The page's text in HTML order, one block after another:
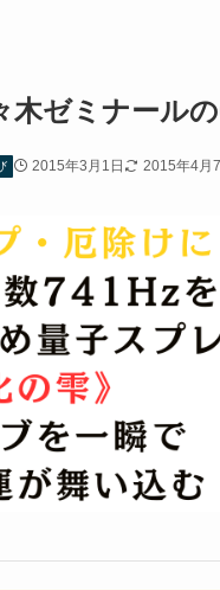
木ゼミナール
2015年3月1日 2015年4月